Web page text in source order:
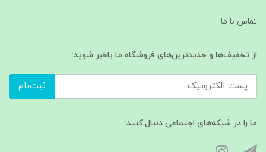
تماس با ما
از تخفیف‌ها و جدیدترین‌های فروشگاه ما باخبر شوید:
ثبت‌نام
ما را در شبکه‌های اجتماعی دنبال کنید: